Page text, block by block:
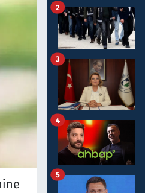
2
3
4
5